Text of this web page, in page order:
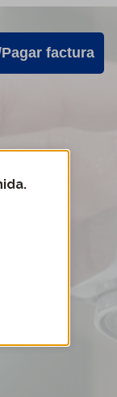
factura